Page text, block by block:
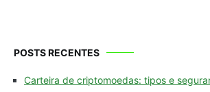
POSTS RECENTES
Carteira de criptomoedas: tipos e